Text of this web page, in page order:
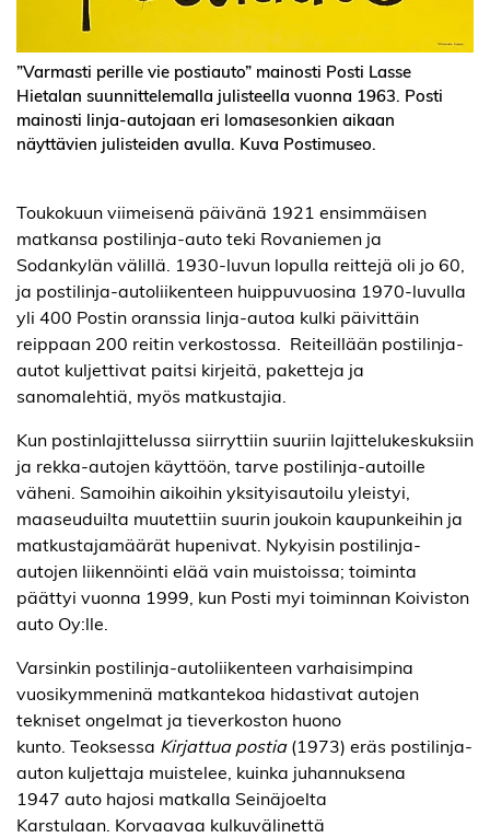
”Varmasti perille vie postiauto” mainosti Posti Lasse
Hietalan suunnittelemalla julisteella vuonna 1963. Posti
mainosti linja-autojaan eri lomasesonkien aikaan
näyttävien julisteiden avulla. Kuva Postimuseo.
Toukokuun viimeisenä päivänä 1921 ensimmäisen
matkansa postilinja-auto teki Rovaniemen ja
Sodankylän välillä. 1930-luvun lopulla reittejä oli jo 60,
ja postilinja-autoliikenteen huippuvuosina 1970-luvulla
yli 400 Postin oranssia linja-autoa kulki päivittäin
reippaan 200 reitin verkostossa. Reiteillään postilinja-
autot kuljettivat paitsi kirjeitä, paketteja ja
sanomalehtiä, myös matkustajia.
Kun postinlajittelussa siirryttiin suuriin lajittelukeskuksiin
ja rekka-autojen käyttöön, tarve postilinja-autoille
väheni. Samoihin aikoihin yksityisautoilu yleistyi,
maaseuduilta muutettiin suurin joukoin kaupunkeihin ja
matkustajamäärät hupenivat. Nykyisin postilinja-
autojen liikennöinti elää vain muistoissa; toiminta
päättyi vuonna 1999, kun Posti myi toiminnan Koiviston
auto Oy:lle.
Varsinkin postilinja-autoliikenteen varhaisimpina
vuosikymmeninä matkantekoa hidastivat autojen
tekniset ongelmat ja tieverkoston huono
kunto. Teoksessa Kirjattua postia(1973) eräs postilinja-
auton kuljettaja muistelee, kuinka juhannuksena
1947 auto hajosi matkalla Seinäjoelta
Karstulaan. Korvaavaa kulkuvälinettä